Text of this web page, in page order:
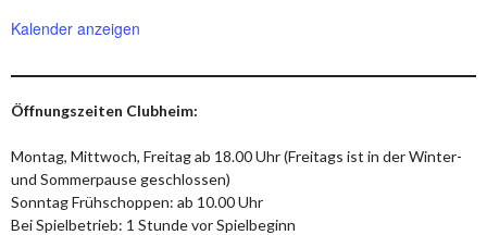
Kalender anzeigen
Öffnungszeiten Clubheim:
Montag, Mittwoch, Freitag ab 18.00 Uhr (Freitags ist in der Winter-
und Sommerpause geschlossen)
Sonntag Frühschoppen: ab 10.00 Uhr
Bei Spielbetrieb: 1 Stunde vor Spielbeginn